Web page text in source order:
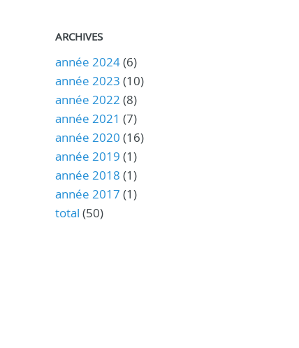
ARCHIVES
année 2024(6)
année 2023 (10)
année 2022 (8)
année 2021 (7)
année 2020 (16)
année 2019 (1)
année 2018 (1)
année 2017 (1)
total (50)